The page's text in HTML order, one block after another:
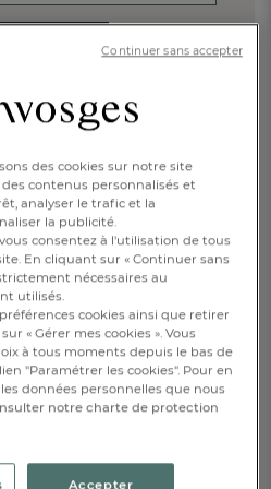
DE
AT
CH
Friendly Captcha ⇗
PAGE D'ACCUEIL
nos collections
de maison
LINGE DE BAIN
VÊTEMENTS
DÉCORATION
des cookies sur notre site
contenus personnalisés et
analyser le trafic et la
la publicité.
consentez à l'utilisation de tous
En cliquant sur « Continuer sans
nécessaires au
utilisés.
cookies ainsi que retirer
« Gérer mes cookies ». Vous
à tous moments depuis le bas de
"Paramétrer les cookies". Pour en
données personnelles que nous
notre charte de protection
Accepter
Continuer sans accepter